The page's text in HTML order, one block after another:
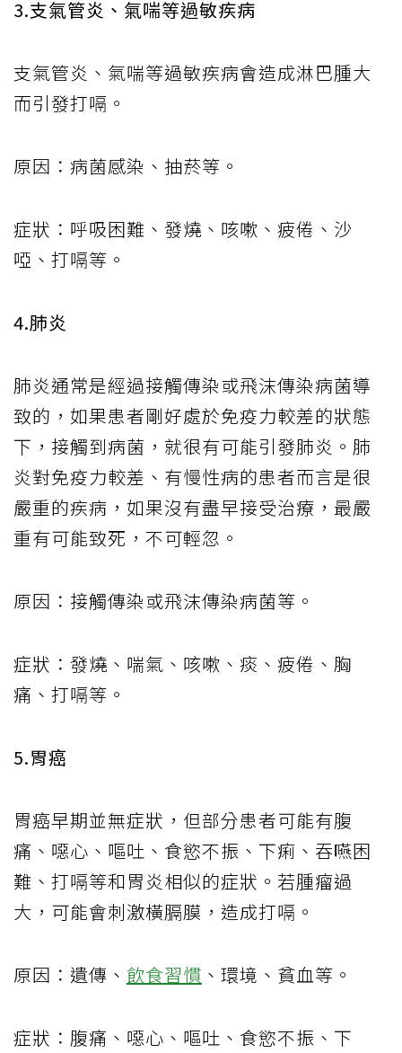
3.支氣管炎、氣喘等過敏疾病
支氣管炎、氣喘等過敏疾病會造成淋巴腫大
而引發打嗝。
原因：病菌感染、抽菸等。
症狀：呼吸困難、發燒、咳嗽、疲倦、沙
啞、打嗝等。
4.肺炎
肺炎通常是經過接觸傳染或飛沫傳染病菌導
致的，如果患者剛好處於免疫力較差的狀態
下，接觸到病菌，就很有可能引發肺炎。肺
炎對免疫力較差、有慢性病的患者而言是很
嚴重的疾病，如果沒有盡早接受治療，最嚴
重有可能致死，不可輕忽。
原因：接觸傳染或飛沫傳染病菌等。
症狀：發燒、喘氣、咳嗽、痰、疲倦、胸
痛、打嗝等。
5.胃癌
胃癌早期並無症狀，但部分患者可能有腹
痛、噁心、嘔吐、食慾不振、下痢、吞嚥困
難、打嗝等和胃炎相似的症狀。若腫瘤過
大，可能會刺激橫膈膜，造成打嗝。
原因：遺傳、 飲食習慣 、環境、貧血等。
症狀：腹痛、噁心、嘔吐、食慾不振、下